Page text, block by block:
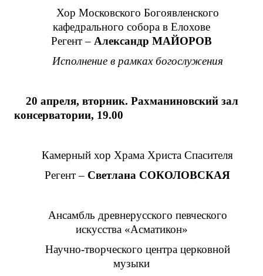
Хор Московского Богоявленского
кафедрального собора в Елохове
Регент – Александр МАЙОРОВ
Исполнение в рамках богослужения
20 апреля, вторник. Рахманиновский зал
консерватории, 19.00
Камерный хор Храма Христа Спасителя
Регент – Светлана СОКОЛОВСКАЯ
Ансамбль древнерусского певческого
искусства «Асматикон»
Научно-творческого центра церковной
музыки